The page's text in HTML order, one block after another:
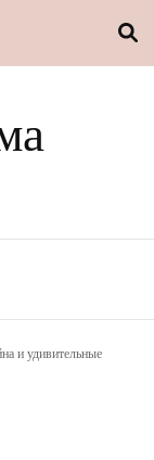
и удивительные